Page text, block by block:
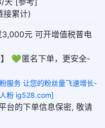
累计)
元 可开增值税普电
💚 匿名下单，更安全-
服务 让您的粉丝量飞速增长-
粉 ig528.com]
的下单信息保密, 敬请